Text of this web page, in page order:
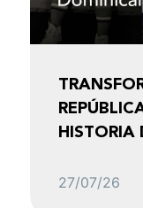
HISTORIA
27/07/26